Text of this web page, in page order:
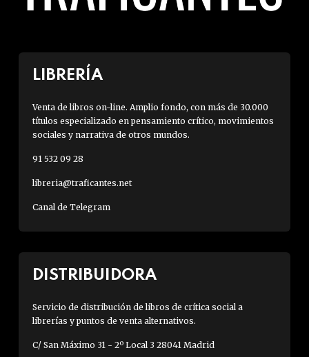
LIBRERÍA
Venta de libros on-line. Amplio fondo, con más de 30.000
títulos especializado en pensamiento crítico, movimientos
sociales y narrativa de otros mundos.
91 532 09 28
libreria@traficantes.net
Canal de Telegram
DISTRIBUIDORA
Servicio de distribución de libros de crítica social a
librerías y puntos de venta alternativos.
C/ San Máximo 31 - 2º Local 3 28041 Madrid